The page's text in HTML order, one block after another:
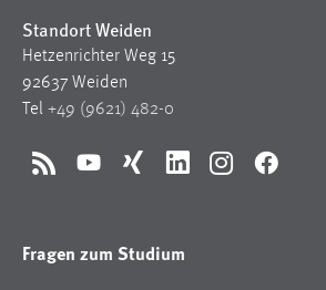
Standort Weiden
Hetzenrichter Weg 15
92637 Weiden
Tel +49 (9621) 482-0
RSS YouTubeXing LinkedInInstagramFacebook
Fragen zum Studium